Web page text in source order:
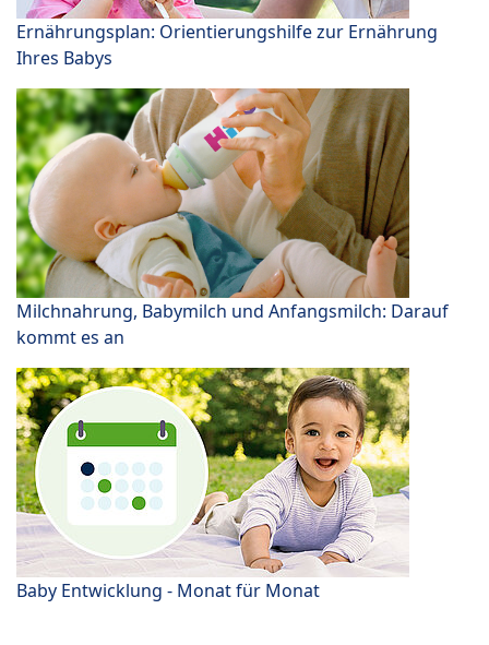
Ernährungsplan: Orientierungshilfe zur Ernährung
Ihres Babys
Milchnahrung, Babymilch und Anfangsmilch: Darauf
kommt es an
Baby Entwicklung - Monat für Monat